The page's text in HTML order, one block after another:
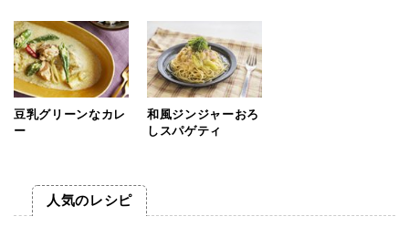
豆乳グリーンなカレ
ー
和風ジンジャーおろ
しスパゲティ
人気のレシピ